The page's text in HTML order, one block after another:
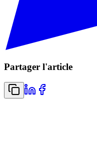
Partager l'article